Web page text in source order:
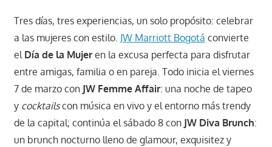
Tres días, tres experiencias, un solo propósito: celebrar
a las mujeres con estilo. JW Marriott Bogotá convierte
el Día de la Mujeren la excusa perfecta para disfrutar
entre amigas, familia o en pareja. Todo inicia el viernes
7 de marzo con JW Femme Affair: una noche de tapeo
y cocktailscon música en vivo y el entorno más trendy
de la capital; continúa el sábado 8 con JW Diva Brunch:
un brunch nocturno lleno de glamour, exquisitez y